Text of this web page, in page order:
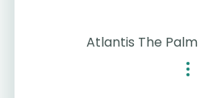
Atlantis The Palm